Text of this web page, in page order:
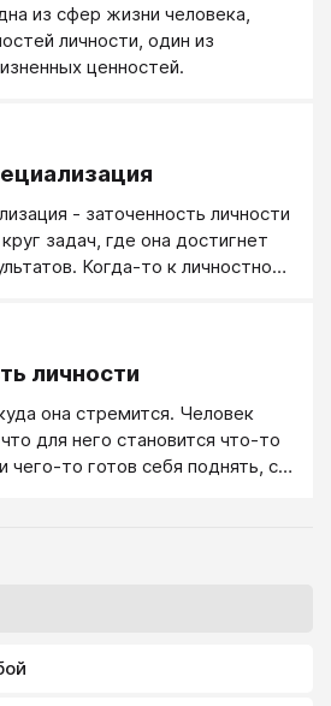
из сфер жизни человека,
личности, один из
ценностей.
- заточенность личности
задач, где она достигнет
Когда-то к личностной
бухгалтеры, дети
дебету и кредиту. Бывает,
внешних обстоятельств:
звуки и мелодии, он будет
что этим дышит его душа.
личности
она стремится. Человек
для него становится что-то
чего-то готов себя поднять, с